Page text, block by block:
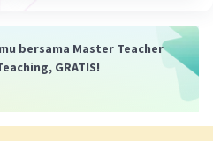
Iklan
jenis puisi yang
elemen seperti tokoh,
bersama Master Teacher
GRATIS!